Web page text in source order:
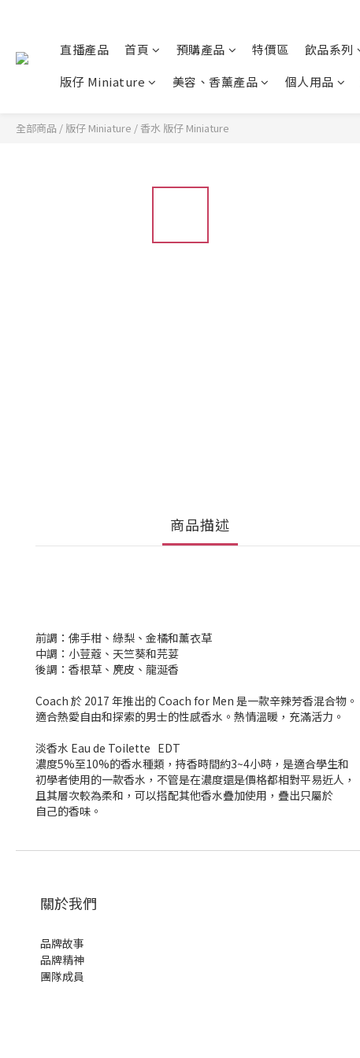
直播產品 首頁 預購產品 特價區 飲品系列
版仔 Miniature
美容、香薰產品 個人用品
全部商品 / 版仔 Miniature / 香水 版仔 Miniature
商品描述
前調：佛手柑、綠梨、金橘和薰衣草
中調：小荳蔻、天竺葵和芫荽
後調：香根草、麂皮、龍涎香
Coach 於 2017 年推出的 Coach for Men 是一款辛辣芳香混合物。
適合熱愛自由和探索的男士的性感香水。熱情溫暖，充滿活力。
淡香水 Eau de Toilette EDT
濃度5%至10%的香水種類，持香時間約3~4小時，是適合學生和
初學者使用的一款香水，不管是在濃度還是價格都相對平易近人，
且其層次較為柔和，可以搭配其他香水疊加使用，疊出只屬於
自己的香味。
關於我們
品牌故事
品牌精神
團隊成員